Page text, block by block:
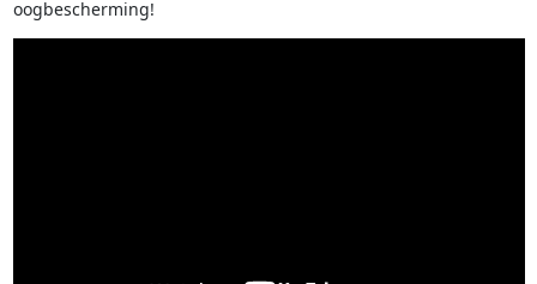
oogbescherming!